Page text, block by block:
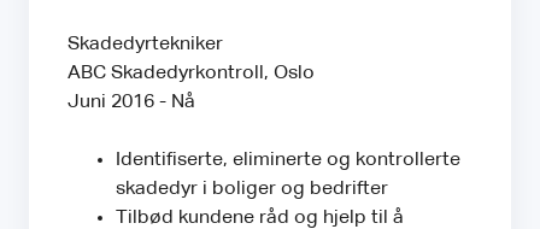
Skadedyrtekniker
ABC Skadedyrkontroll, Oslo
Juni 2016 - Nå
Identifiserte, eliminerte og kontrollerte
skadedyr i boliger og bedrifter
Tilbød kundene råd og hjelp til å